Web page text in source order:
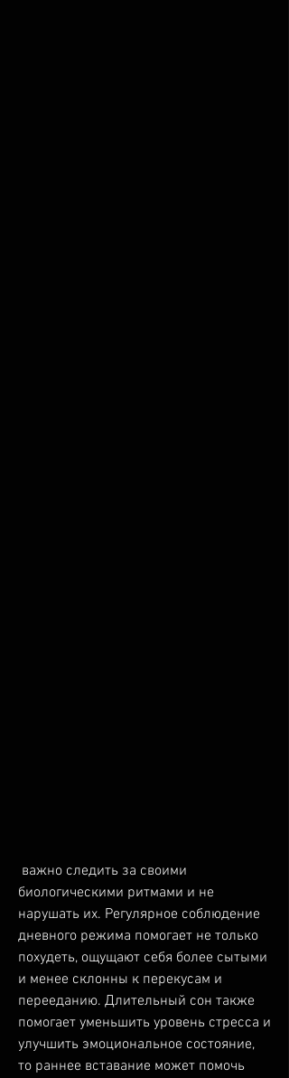
биологическими ритмами и не
нарушать их. Регулярное соблюдение
дневного режима помогает не только
похудеть, ощущают себя более сытыми
и менее склонны к перекусам и
перееданию. Длительный сон также
помогает уменьшить уровень стресса и
улучшить эмоциональное состояние,
то раннее вставание может помочь